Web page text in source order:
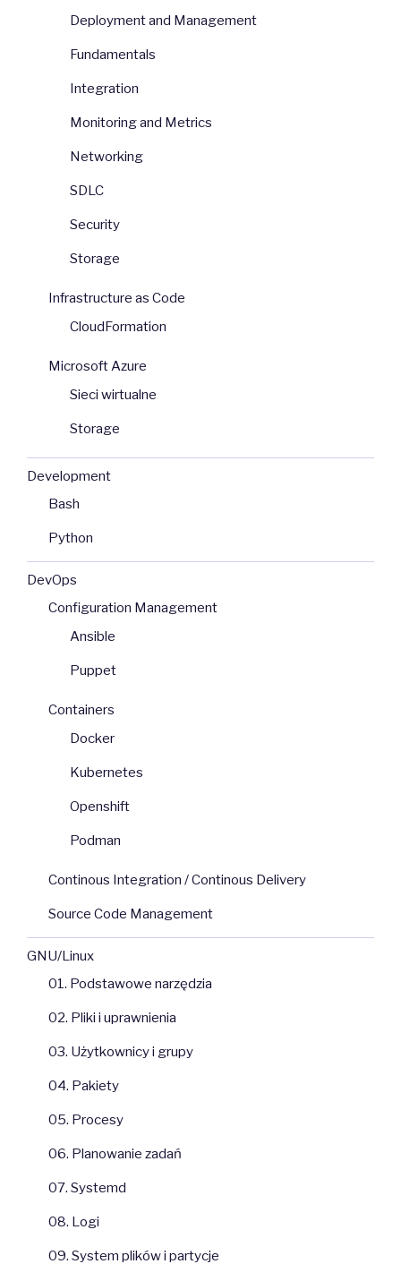
Deployment and Management
Fundamentals
Integration
Monitoring and Metrics
Networking
SDLC
Security
Storage
Infrastructure as Code
CloudFormation
Microsoft Azure
Sieci wirtualne
Storage
Development
Bash
Python
DevOps
Configuration Management
Ansible
Puppet
Containers
Docker
Kubernetes
Openshift
Podman
Continous Integration / Continous Delivery
Source Code Management
GNU/Linux
01. Podstawowe narzędzia
02. Pliki i uprawnienia
03. Użytkownicy i grupy
04. Pakiety
05. Procesy
06. Planowanie zadań
07. Systemd
08. Logi
09. System plików i partycje